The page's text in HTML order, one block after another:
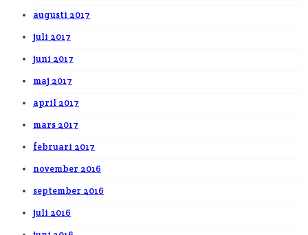
augusti 2017
juli 2017
juni 2017
maj 2017
april 2017
mars 2017
februari 2017
november 2016
september 2016
juli 2016